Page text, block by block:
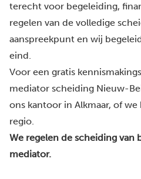
terecht voor begeleiding,
regelen van de volledige
aanspreekpunt en wij
eind.
Voor een gratis
mediator scheiding Nieuw-
ons kantoor in Alkmaar, of
regio.
We regelen de scheiding van
mediator.